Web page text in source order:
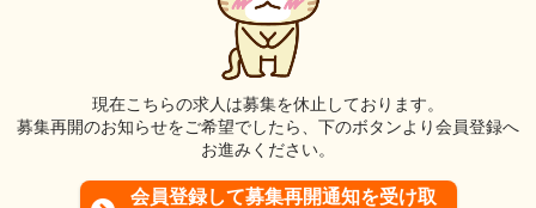
現在こちらの求人は募集を休止しております。
募集再開のお知らせをご希望でしたら、下のボタンより会員登録へ
お進みください。
会員登録して募集再開通知を受け取